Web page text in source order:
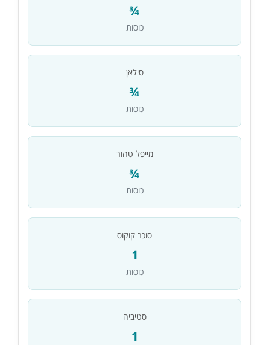
¾
כוסות
סילאן
¾
כוסות
מייפל טהור
¾
כוסות
סוכר קוקוס
1
כוסות
סטיביה
1